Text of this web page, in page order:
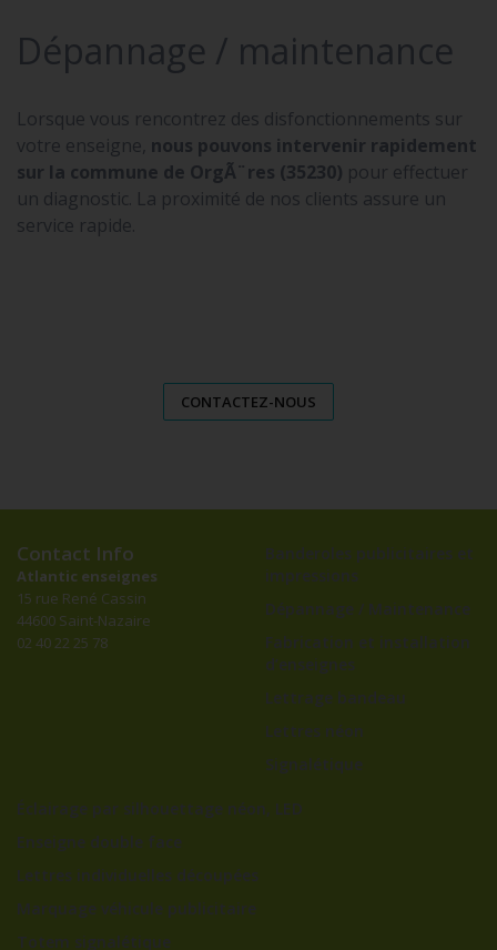
Dépannage / maintenance
Lorsque vous rencontrez des disfonctionnements sur
votre enseigne, nous pouvons intervenir rapidement
sur la commune de OrgÃ¨res (35230) pour effectuer
un diagnostic. La proximité de nos clients assure un
service rapide.
CONTACTEZ-NOUS
Contact Info
Atlantic enseignes
15 rue René Cassin
44600 Saint-Nazaire
02 40 22 25 78
Banderoles publicitaires et
impressions
Dépannage / Maintenance
Fabrication et installation
d’enseignes
Lettrage bandeau
Lettres néon
Signalétique
Éclairage par silhouettage néon, LED
Enseigne double face
Lettres individuelles découpées
Marquage véhicule publicitaire
Totem signalétique